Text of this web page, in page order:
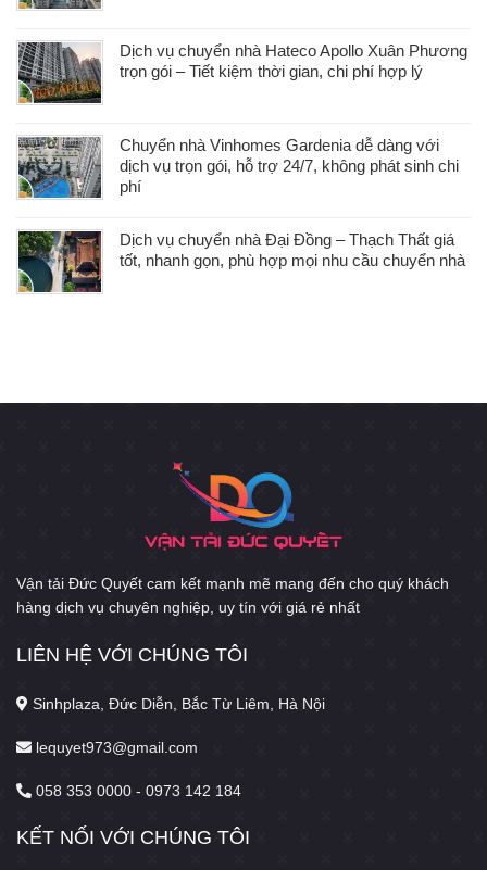
Dịch vụ chuyển nhà Hateco Apollo Xuân Phương
trọn gói – Tiết kiệm thời gian, chi phí hợp lý
Chuyển nhà Vinhomes Gardenia dễ dàng với
dịch vụ trọn gói, hỗ trợ 24/7, không phát sinh chi
phí
Dịch vụ chuyển nhà Đại Đồng – Thạch Thất giá
tốt, nhanh gọn, phù hợp mọi nhu cầu chuyển nhà
Vận tải Đức Quyết cam kết mạnh mẽ mang đến cho quý khách
hàng dịch vụ chuyên nghiệp, uy tín với giá rẻ nhất
LIÊN HỆ VỚI CHÚNG TÔI
Sinhplaza, Đức Diễn, Bắc Từ Liêm, Hà Nội
lequyet973@gmail.com
058 353 0000 - 0973 142 184
KẾT NỐI VỚI CHÚNG TÔI